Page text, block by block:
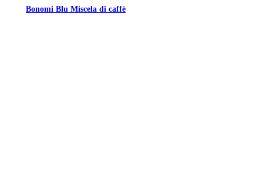
Bonomi Blu Miscela di caffè